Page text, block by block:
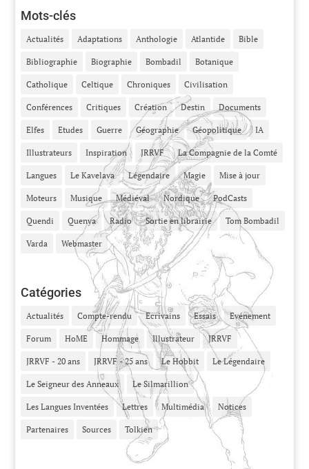
Mots-clés
Actualités Adaptations Anthologie Atlantide Bible
Bibliographie Biographie Bombadil Botanique
Catholique Celtique Chroniques Civilisation
Conférences Critiques Création Destin Documents
Elfes Etudes Guerre Géographie Géopolitique IA
Illustrateurs Inspiration JRRVF La Compagnie de la Comté
Langues Le Kavelava Légendaire Magie Mise à jour
Moteurs Musique Médiéval Nordique PodCasts
Quendi Quenya Radio Sortie en librairie Tom Bombadil
Varda Webmaster
Catégories
Actualités Compte-rendu Ecrivains Essais Evénement
Forum HoME Hommage Illustrateur JRRVF
JRRVF - 20 ans JRRVF - 25 ans Le Hobbit Le Légendaire
Le Seigneur des Anneaux Le Silmarillion
Les Langues Inventées Lettres Multimédia Notices
Partenaires Sources Tolkien